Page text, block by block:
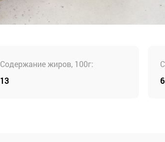
Содержание жиров, 100г:
13
6